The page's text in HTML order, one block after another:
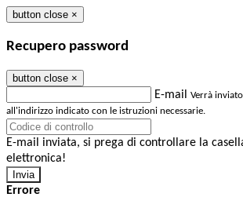
button close ×
Recupero password
button close ×
E-mail Verrà
all'indirizzo indicato con le istruzioni necessarie.
E-mail inviata, si prega di controllare la
elettronica!
Errore